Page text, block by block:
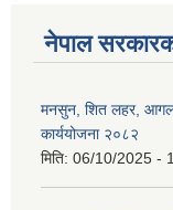
नेपाल
मनसुन, शित लहर,
कार्ययोजना २०८२
मिति: 06/10/2025 -